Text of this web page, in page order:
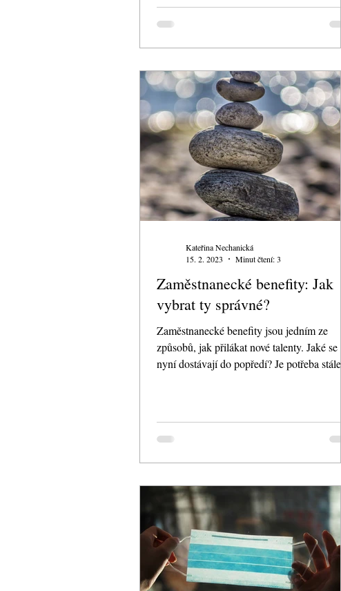
Zaměstnanecké benefity: Jak
vybrat ty správné?
Zaměstnanecké benefity jsou jedním ze
způsobů, jak přilákat nové talenty. Jaké se
nyní dostávají do popředí? Je potřeba stále
Kateřina Nechanická
15. 2. 2023
Minut čtení: 3